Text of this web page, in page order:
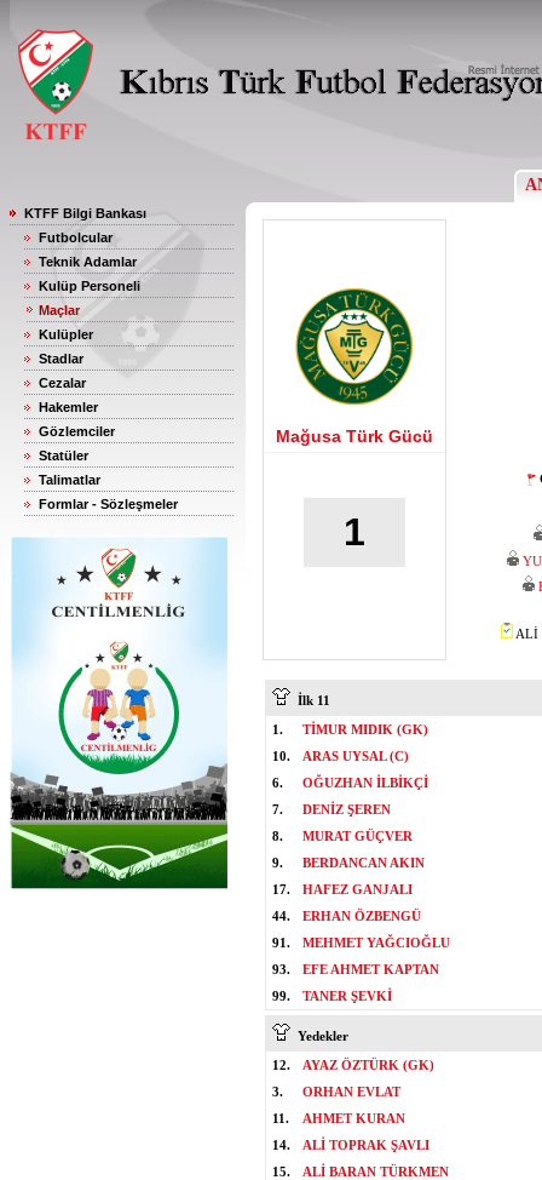
KTFF Bilgi Bankası
Futbolcular
Teknik Adamlar
Kulüp Personeli
Maçlar
Kulüpler
Stadlar
Cezalar
Hakemler
Gözlemciler
Statüler
Talimatlar
Formlar - Sözleşmeler
Mağusa Türk Gücü
1
ALİ
İlk 11
1.
TİMUR MIDIK (GK)
10.
ARAS UYSAL (C)
6.
OĞUZHAN İLBİKÇİ
7.
DENİZ ŞEREN
8.
MURAT GÜÇVER
9.
BERDANCAN AKIN
17.
HAFEZ GANJALI
44.
ERHAN ÖZBENGÜ
91.
MEHMET YAĞCIOĞLU
93.
EFE AHMET KAPTAN
99.
TANER ŞEVKİ
Yedekler
12.
AYAZ ÖZTÜRK (GK)
3.
ORHAN EVLAT
11.
AHMET KURAN
14.
ALİ TOPRAK ŞAVLI
15.
ALİ BARAN TÜRKMEN